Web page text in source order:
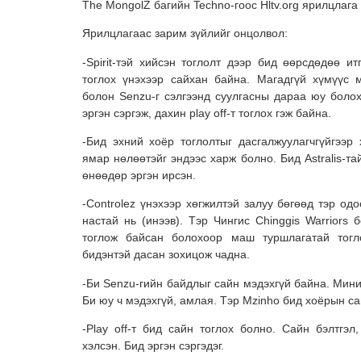
The MongolZ багийн Techno-гоос Hltv.org ярилцлага
Ярилцлагаас зарим зүйлийг онцолвол:
-Spirit-тэй хийсэн тоглолт дээр бид өөрсдөдөө
тоглох үнэхээр сайхан байна. Магадгүй хүмүүс
болон Senzu-г сэлгээнд суулгасны дараа юу
эргэн сэргэж, дахин play off-т тоглох гэж байна.
-Бид эхний хоёр тоглолтыг
ямар нөлөөтэйг эндээс харж болно. Бид Аstralis-
өнөөдөр эргэн ирсэн.
-Controlez үнэхээр хөгжилтэй залуу бөгөөд тэр
настай нь (инээв). Тэр Чингис Chinggis Warriors
тоглож байсан болохоор маш туршлагатай
бидэнтэй дасан зохицож чадна.
-Би Senzu-гийн байдлыг сайн мэдэхгүй байна.
Би юу ч мэдэхгүй, амлая. Тэр Mzinho бид хоёрын
-Play off-т бид сайн тоглох болно. Сайн
хэлсэн. Бид эргэн сэргэдэг.